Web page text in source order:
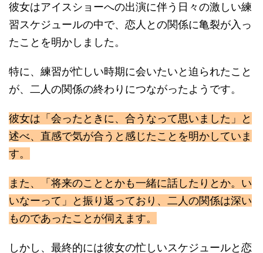
彼女はアイスショーへの出演に伴う日々の激しい練
習スケジュールの中で、恋人との関係に亀裂が入っ
たことを明かしました。
特に、練習が忙しい時期に会いたいと迫られたこと
が、二人の関係の終わりにつながったようです。
彼女は「会ったときに、合うなって思いました」と
述べ、直感で気が合うと感じたことを明かしていま
す。
また、「将来のこととかも一緒に話したりとか。い
いなーって」と振り返っており、二人の関係は深い
ものであったことが伺えます。
しかし、最終的には彼女の忙しいスケジュールと恋